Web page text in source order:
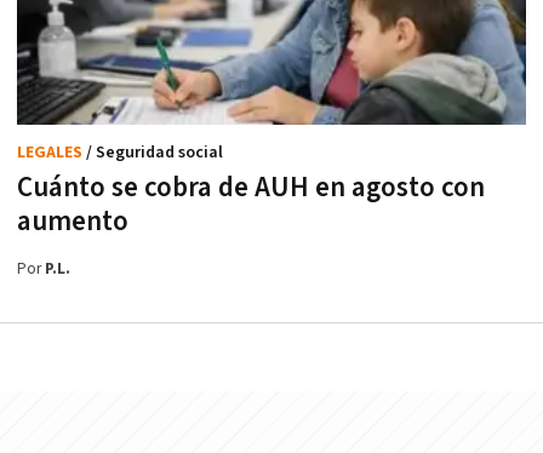
Cuánto se cobra de AUH en agosto con
aumento
LEGALES / Seguridad social
PorP.L.